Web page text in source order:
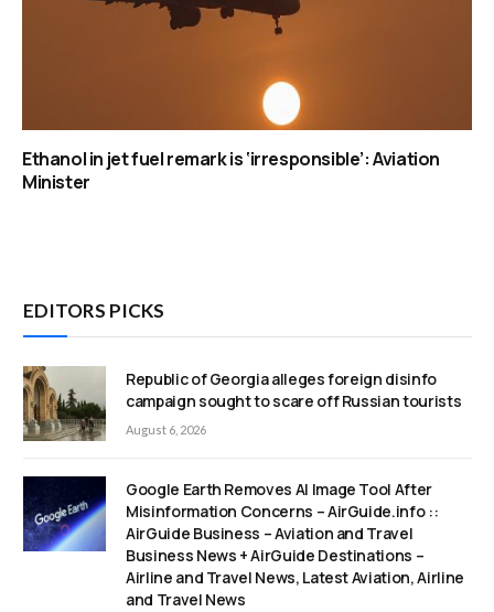
Ethanol in jet fuel remark is ‘irresponsible’: Aviation
Minister
EDITORS PICKS
Republic of Georgia alleges foreign disinfo
campaign sought to scare off Russian tourists
August 6, 2026
Google Earth Removes AI Image Tool After
Misinformation Concerns – AirGuide.info ::
AirGuide Business – Aviation and Travel
Business News + AirGuide Destinations –
Airline and Travel News, Latest Aviation, Airline
and Travel News